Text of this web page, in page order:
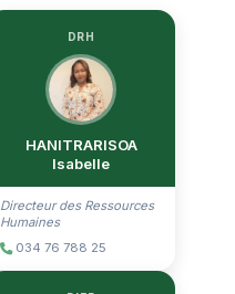
DRH
HANITRARISOA
Isabelle
Directeur des Ressources
Humaines
034 76 788 25